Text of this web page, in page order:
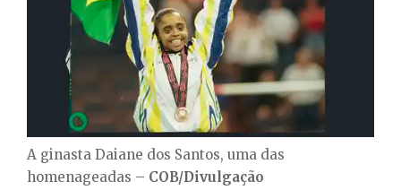
A ginasta Daiane dos Santos, uma das
homenageadas – COB/Divulgação